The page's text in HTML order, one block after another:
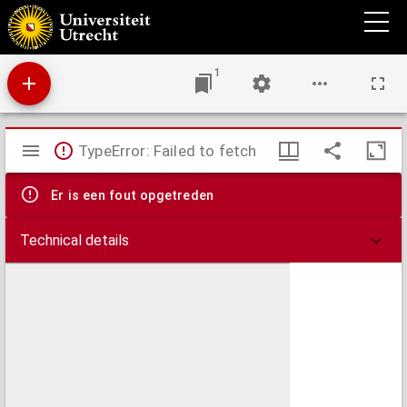
Tussen Rijn en Lek : tijdschrift voor de geschiedenis van het gebied tussen Kromme Rijn
en Lek
1
Mirador
viewer
TypeError: Failed to fetch
Er is een fout opgetreden
Technical details